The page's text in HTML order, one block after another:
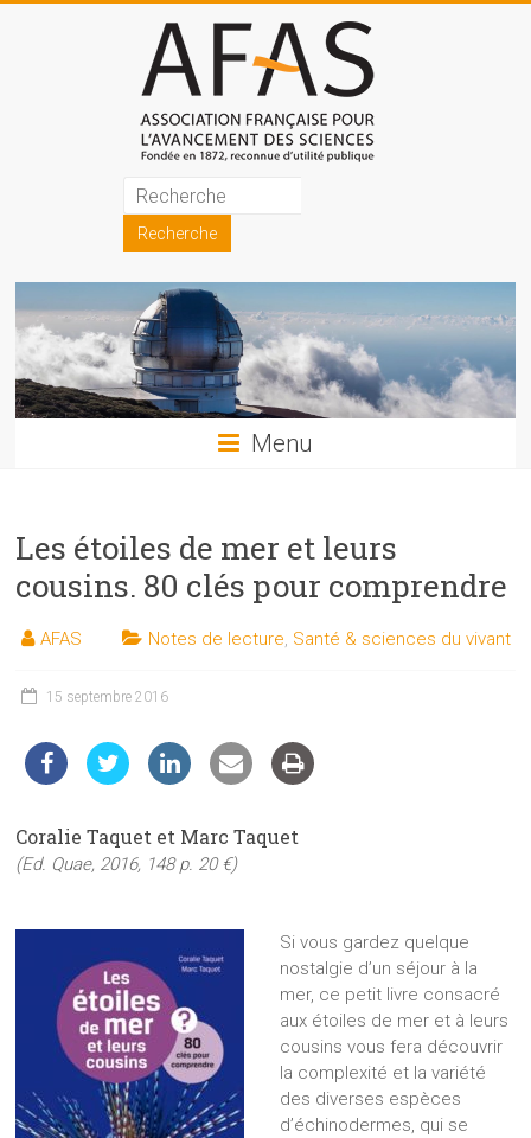
Association
française
pour
l'avancement
des
sciences
les
sciences
et
les
auprès
public
Menu
Les étoiles de mer et leurs
cousins. 80 clés pour comprendre
AFAS Notes de lecture Santé & sciences du vivant
15 septembre 2016
Coralie Taquet et Marc Taquet
(Ed. Quae, 2016, 148 p. 20 €)
Si vous gardez quelque
nostalgie d’un séjour à la
mer, ce petit livre consacré
aux étoiles de mer et à leurs
cousins vous fera découvrir
la complexité et la variété
des diverses espèces
d’échinodermes, qui se